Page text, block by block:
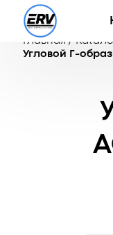
Главная /
Угловой Г-